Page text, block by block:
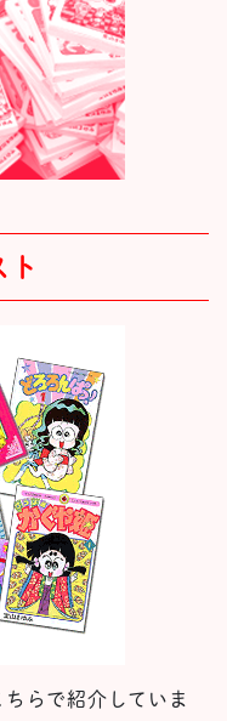
ト
らで紹介していま